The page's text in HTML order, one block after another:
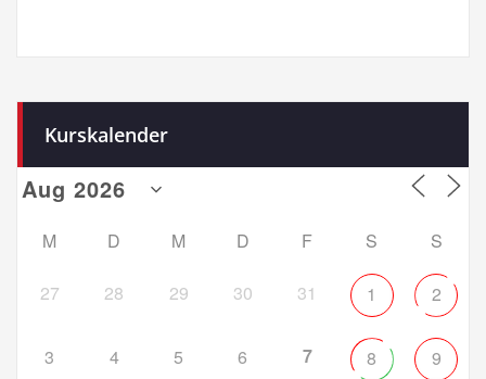
Kurskalender
M D M D F S S
27 28 29 30 31 1 2
3 4 5 6 7 8 9